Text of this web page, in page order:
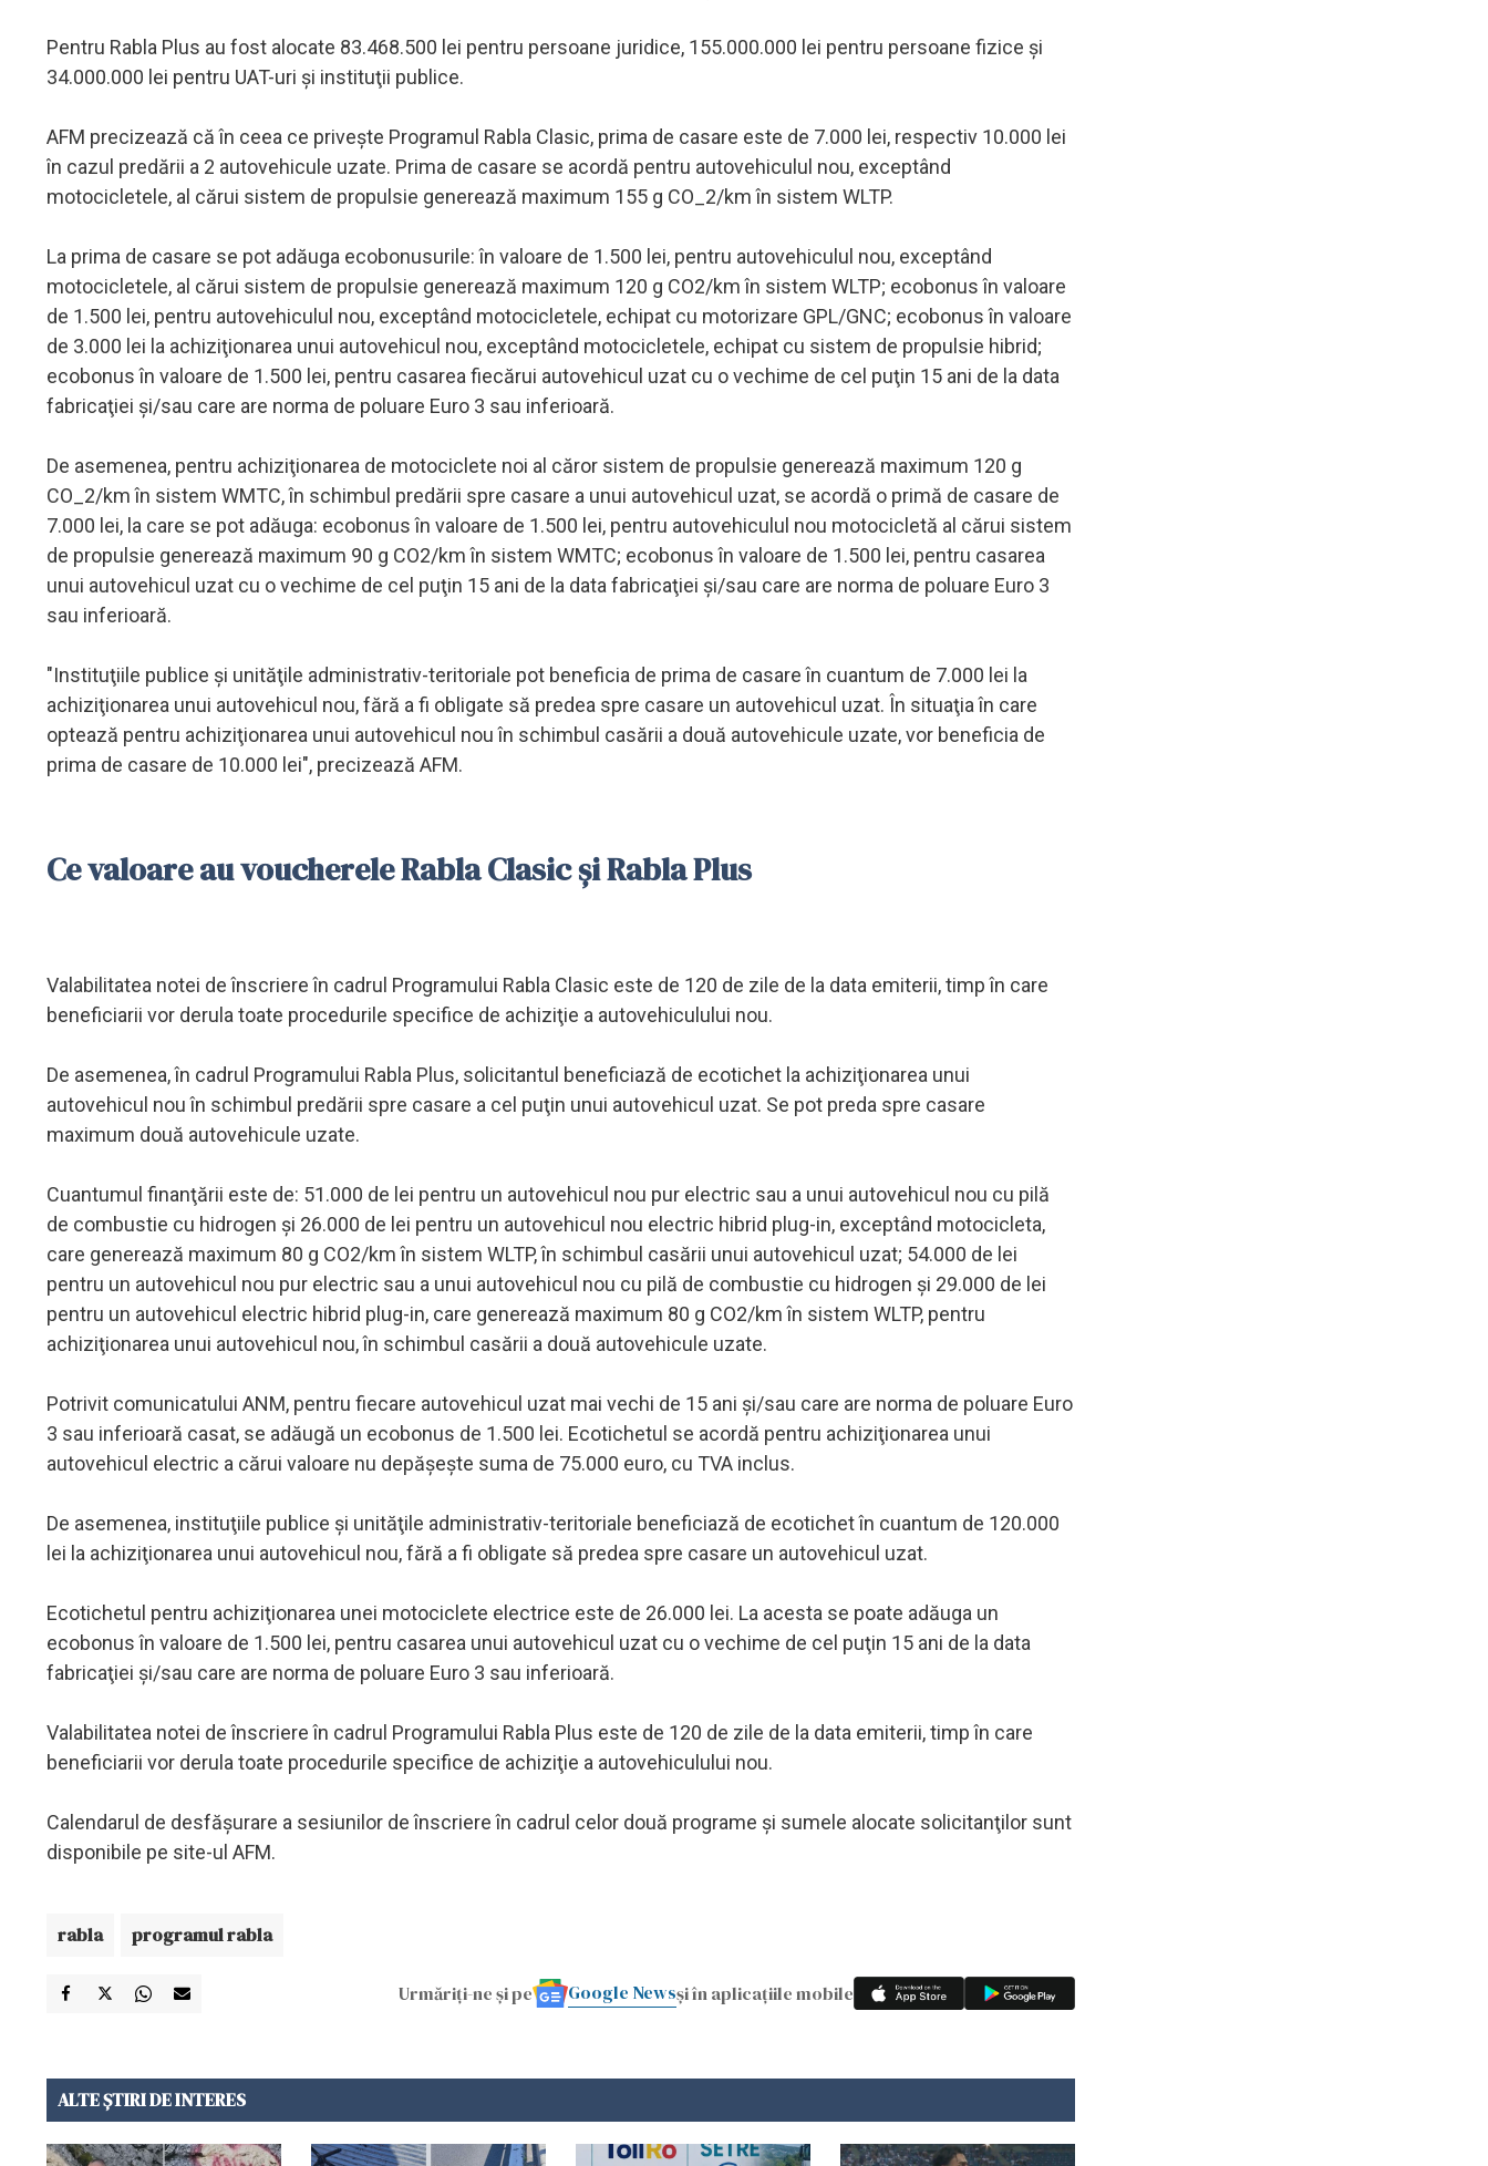
Pentru Rabla Plus au fost alocate 83.468.500 lei pentru persoane juridice, 155.000.000 lei pentru persoane fizice şi
34.000.000 lei pentru UAT-uri şi instituţii publice.
AFM precizează că în ceea ce priveşte Programul Rabla Clasic, prima de casare este de 7.000 lei, respectiv 10.000 lei
în cazul predării a 2 autovehicule uzate. Prima de casare se acordă pentru autovehiculul nou, exceptând
motocicletele, al cărui sistem de propulsie generează maximum 155 g CO_2/km în sistem WLTP.
La prima de casare se pot adăuga ecobonusurile: în valoare de 1.500 lei, pentru autovehiculul nou, exceptând
motocicletele, al cărui sistem de propulsie generează maximum 120 g CO2/km în sistem WLTP; ecobonus în valoare
de 1.500 lei, pentru autovehiculul nou, exceptând motocicletele, echipat cu motorizare GPL/GNC; ecobonus în valoare
de 3.000 lei la achiziţionarea unui autovehicul nou, exceptând motocicletele, echipat cu sistem de propulsie hibrid;
ecobonus în valoare de 1.500 lei, pentru casarea fiecărui autovehicul uzat cu o vechime de cel puţin 15 ani de la data
fabricaţiei şi/sau care are norma de poluare Euro 3 sau inferioară.
De asemenea, pentru achiziţionarea de motociclete noi al căror sistem de propulsie generează maximum 120 g
CO_2/km în sistem WMTC, în schimbul predării spre casare a unui autovehicul uzat, se acordă o primă de casare de
7.000 lei, la care se pot adăuga: ecobonus în valoare de 1.500 lei, pentru autovehiculul nou motocicletă al cărui sistem
de propulsie generează maximum 90 g CO2/km în sistem WMTC; ecobonus în valoare de 1.500 lei, pentru casarea
unui autovehicul uzat cu o vechime de cel puţin 15 ani de la data fabricaţiei şi/sau care are norma de poluare Euro 3
sau inferioară.
"Instituţiile publice şi unităţile administrativ-teritoriale pot beneficia de prima de casare în cuantum de 7.000 lei la
achiziţionarea unui autovehicul nou, fără a fi obligate să predea spre casare un autovehicul uzat. În situaţia în care
optează pentru achiziţionarea unui autovehicul nou în schimbul casării a două autovehicule uzate, vor beneficia de
prima de casare de 10.000 lei", precizează AFM.
Ce valoare au voucherele Rabla Clasic și Rabla Plus
Valabilitatea notei de înscriere în cadrul Programului Rabla Clasic este de 120 de zile de la data emiterii, timp în care
beneficiarii vor derula toate procedurile specifice de achiziţie a autovehiculului nou.
De asemenea, în cadrul Programului Rabla Plus, solicitantul beneficiază de ecotichet la achiziţionarea unui
autovehicul nou în schimbul predării spre casare a cel puţin unui autovehicul uzat. Se pot preda spre casare
maximum două autovehicule uzate.
Cuantumul finanţării este de: 51.000 de lei pentru un autovehicul nou pur electric sau a unui autovehicul nou cu pilă
de combustie cu hidrogen şi 26.000 de lei pentru un autovehicul nou electric hibrid plug-in, exceptând motocicleta,
care generează maximum 80 g CO2/km în sistem WLTP, în schimbul casării unui autovehicul uzat; 54.000 de lei
pentru un autovehicul nou pur electric sau a unui autovehicul nou cu pilă de combustie cu hidrogen şi 29.000 de lei
pentru un autovehicul electric hibrid plug-in, care generează maximum 80 g CO2/km în sistem WLTP, pentru
achiziţionarea unui autovehicul nou, în schimbul casării a două autovehicule uzate.
Potrivit comunicatului ANM, pentru fiecare autovehicul uzat mai vechi de 15 ani şi/sau care are norma de poluare Euro
3 sau inferioară casat, se adăugă un ecobonus de 1.500 lei. Ecotichetul se acordă pentru achiziţionarea unui
autovehicul electric a cărui valoare nu depăşeşte suma de 75.000 euro, cu TVA inclus.
De asemenea, instituţiile publice şi unităţile administrativ-teritoriale beneficiază de ecotichet în cuantum de 120.000
lei la achiziţionarea unui autovehicul nou, fără a fi obligate să predea spre casare un autovehicul uzat.
Ecotichetul pentru achiziţionarea unei motociclete electrice este de 26.000 lei. La acesta se poate adăuga un
ecobonus în valoare de 1.500 lei, pentru casarea unui autovehicul uzat cu o vechime de cel puţin 15 ani de la data
fabricaţiei şi/sau care are norma de poluare Euro 3 sau inferioară.
Valabilitatea notei de înscriere în cadrul Programului Rabla Plus este de 120 de zile de la data emiterii, timp în care
beneficiarii vor derula toate procedurile specifice de achiziţie a autovehiculului nou.
Calendarul de desfăşurare a sesiunilor de înscriere în cadrul celor două programe şi sumele alocate solicitanţilor sunt
disponibile pe site-ul AFM.
rabla programul rabla
Urmăriți-ne și pe Google Newsși în aplicațiile mobile
ALTE ȘTIRI DE INTERES